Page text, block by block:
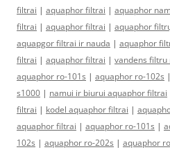
filtrai | aquaphor filtrai | aquaphor
filtrai | aquaphor filtrai | aquaphor
aquapgor filtrai ir nauda | aquaphor
filtrai | aquaphor filtrai | vandens filtru
aquaphor ro-101s | aquaphor ro-102s |
s1000 | namui ir biurui aquaphor filtrai
filtrai | kodel aquaphor filtrai |
aquaphor filtrai | aquaphor ro-101s |
102s | aquaphor ro-202s | aquaphor